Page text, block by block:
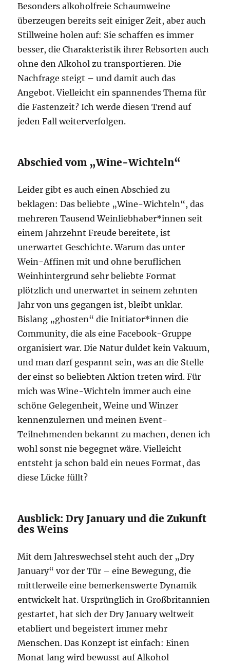
Besonders alkoholfreie Schaumweine
überzeugen bereits seit einiger Zeit, aber auch
Stillweine holen auf: Sie schaffen es immer
besser, die Charakteristik ihrer Rebsorten auch
ohne den Alkohol zu transportieren. Die
Nachfrage steigt – und damit auch das
Angebot. Vielleicht ein spannendes Thema für
die Fastenzeit? Ich werde diesen Trend auf
jeden Fall weiterverfolgen.
Abschied vom „Wine-Wichteln“
Leider gibt es auch einen Abschied zu
beklagen: Das beliebte „Wine-Wichteln“, das
mehreren Tausend Weinliebhaber*innen seit
einem Jahrzehnt Freude bereitete, ist
unerwartet Geschichte. Warum das unter
Wein-Affinen mit und ohne beruflichen
Weinhintergrund sehr beliebte Format
plötzlich und unerwartet in seinem zehnten
Jahr von uns gegangen ist, bleibt unklar.
Bislang „ghosten“ die Initiator*innen die
Community, die als eine Facebook-Gruppe
organisiert war. Die Natur duldet kein Vakuum,
und man darf gespannt sein, was an die Stelle
der einst so beliebten Aktion treten wird. Für
mich was Wine-Wichteln immer auch eine
schöne Gelegenheit, Weine und Winzer
kennenzulernen und meinen Event-
Teilnehmenden bekannt zu machen, denen ich
wohl sonst nie begegnet wäre. Vielleicht
entsteht ja schon bald ein neues Format, das
diese Lücke füllt?
Ausblick: Dry January und die Zukunft
des Weins
Mit dem Jahreswechsel steht auch der „Dry
January“ vor der Tür – eine Bewegung, die
mittlerweile eine bemerkenswerte Dynamik
entwickelt hat. Ursprünglich in Großbritannien
gestartet, hat sich der Dry January weltweit
etabliert und begeistert immer mehr
Menschen. Das Konzept ist einfach: Einen
Monat lang wird bewusst auf Alkohol